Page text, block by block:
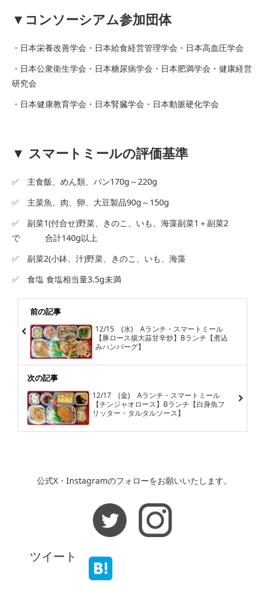
▼コンソーシアム参加団体
・日本栄養改善学会・日本給食経営管理学会・日本高血圧学会
・日本公衆衛生学会・日本糖尿病学会・日本肥満学会・健康経営
研究会
・日本健康教育学会・日本腎臓学会・日本動脈硬化学会
▼ スマートミールの評価基準
✅ 主食飯、めん類、パン170g～220g
✅ 主菜魚、肉、卵、大豆製品90g～150g
✅ 副菜1(付合せ)野菜、きのこ、いも、海藻副菜1＋副菜2
で 合計140g以上
✅ 副菜2(小鉢、汁)野菜、きのこ、いも、海藻
✅ 食塩 食塩相当量3.5g未満
前の記事
12/15 (水) Aランチ・スマートミール
【豚ロース揚大蒜甘辛炒】Bランチ【煮込
みハンバーグ】
次の記事
12/17 (金) Aランチ・スマートミール
【チンジャオロース】Bランチ【白身魚フ
リッター・タルタルソース】
公式X・Instagramのフォローをお願いいたします。
ツイート